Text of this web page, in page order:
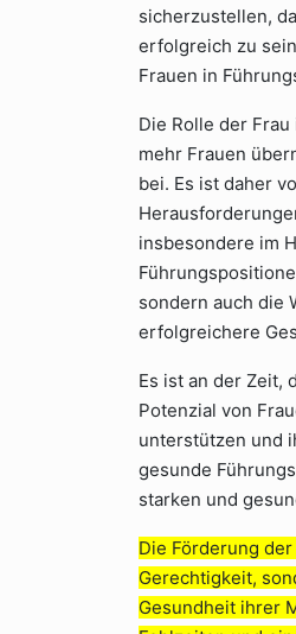
sicherzustellen,
erfolgreich zu
Frauen in
Die Rolle der
mehr Frauen
bei. Es ist daher
insbesondere im
sondern auch die
erfolgreichere
Es ist an der Zeit,
Potenzial von
unterstützen und
gesunde
starken und
Die Förderung
Gerechtigkeit,
Gesundheit ihrer